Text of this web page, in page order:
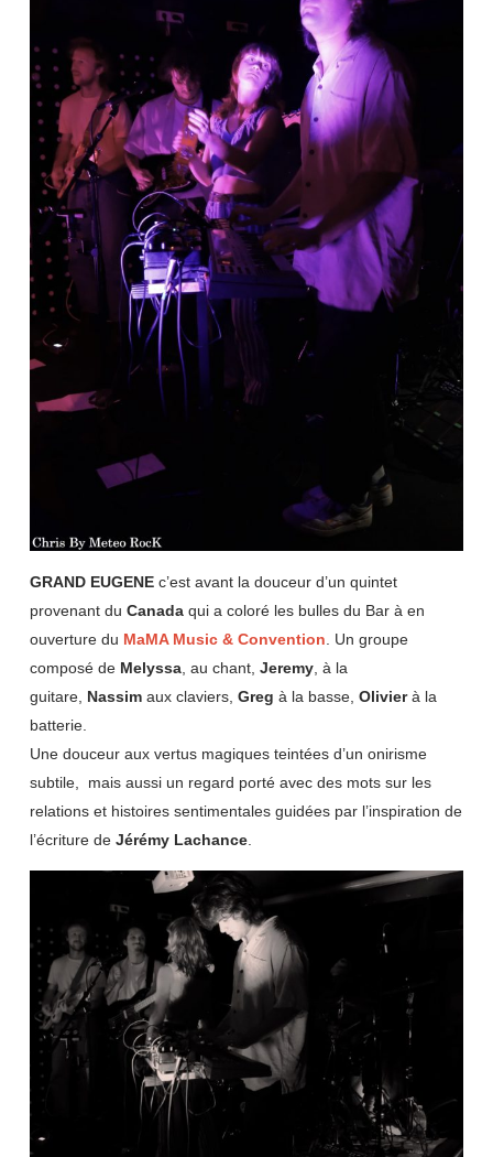
GRAND EUGENEc’est avant la douceur d’un quintet
provenant du Canadaqui a coloré les bulles du Bar à en
ouverture du MaMA Music & Convention . Un groupe
composé de Melyssa, au chant, Jeremy, à la
guitare, Nassimaux claviers, Greg à la basse, Olivierà la
batterie.
Une douceur aux vertus magiques teintées d’un onirisme
subtile, mais aussi un regard porté avec des mots sur les
relations et histoires sentimentales guidées par l’inspiration de
l’écriture de Jérémy Lachance.